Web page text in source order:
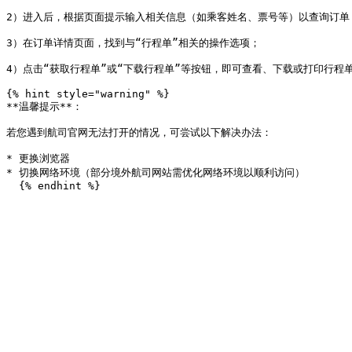
2）进入后，根据页面提示输入相关信息（如乘客姓名、票号等）以查询订单
3）在订单详情页面，找到与“行程单”相关的操作选项；
4）点击“获取行程单”或“下载行程单”等按钮，即可查看、下载或打印行程
{% hint style="warning" %}
**温馨提示**：
若您遇到航司官网无法打开的情况，可尝试以下解决办法：
* 更换浏览器
* 切换网络环境（部分境外航司网站需优化网络环境以顺利访问）